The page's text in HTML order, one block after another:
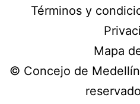
Términos y
Mapa
© Concejo de